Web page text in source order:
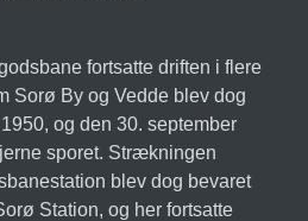
fortsatte driften i flere
Sorø By og Vedde blev dog
og den 30. september
sporet. Strækningen
blev dog bevaret
Station, og her fortsatte